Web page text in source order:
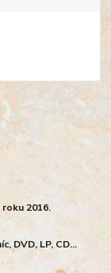
2016.
DVD, LP, CD...